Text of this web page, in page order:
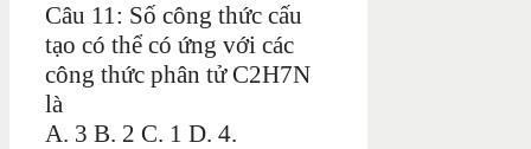
Câu 11: Số công thức cấu
tạo có thể có ứng với các
công thức phân tử C2H7N
là
A. 3 B. 2 C. 1 D. 4.